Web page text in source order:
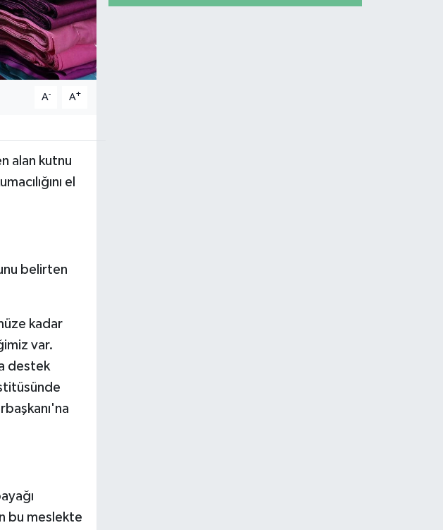
A- A+
alan kutnu
el
belirten
kadar
var.
destek
bu meslekte